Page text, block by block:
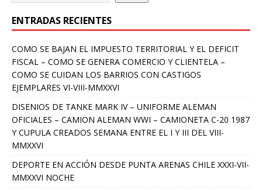
ENTRADAS RECIENTES
COMO SE BAJAN EL IMPUESTO TERRITORIAL Y EL DEFICIT
FISCAL – COMO SE GENERA COMERCIO Y CLIENTELA –
COMO SE CUIDAN LOS BARRIOS CON CASTIGOS
EJEMPLARES VI-VIII-MMXXVI
DISENIOS DE TANKE MARK IV – UNIFORME ALEMAN
OFICIALES – CAMION ALEMAN WWI – CAMIONETA C-20 1987
Y CUPULA CREADOS SEMANA ENTRE EL I Y III DEL VIII-
MMXXVI
DEPORTE EN ACCIÓN DESDE PUNTA ARENAS CHILE XXXI-VII-
MMXXVI NOCHE